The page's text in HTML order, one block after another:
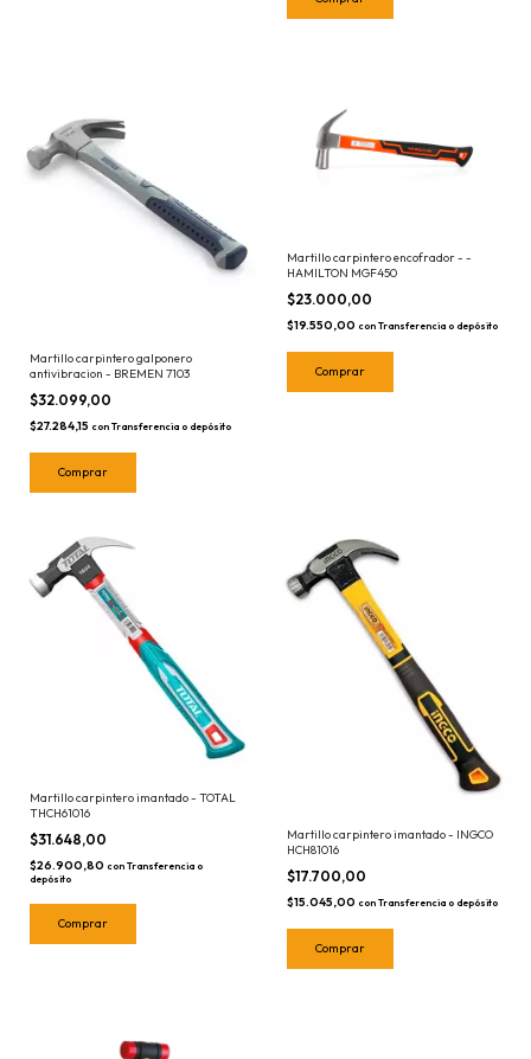
Martillo carpintero galponero
antivibracion - BREMEN 7103
$32.099,00
$27.284,15 con Transferencia o depósito
Martillo carpintero encofrador - -
HAMILTON MGF450
$23.000,00
$19.550,00 con Transferencia o depósito
Martillo carpintero imantado - TOTAL
THCH61016
$31.648,00
$26.900,80 con Transferencia o
depósito
Martillo carpintero imantado - INGCO
HCH81016
$17.700,00
$15.045,00 con Transferencia o depósito